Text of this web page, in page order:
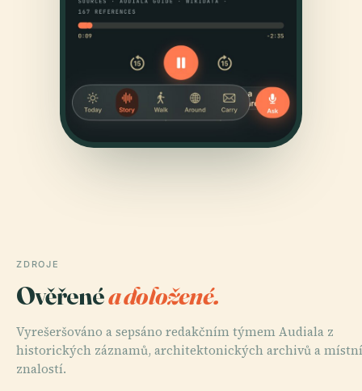
ZDROJE
Ověřenéa doložené.
Vyrešeršováno a sepsáno redakčním týmem Audiala z
historických záznamů, architektonických archivů a
znalostí.